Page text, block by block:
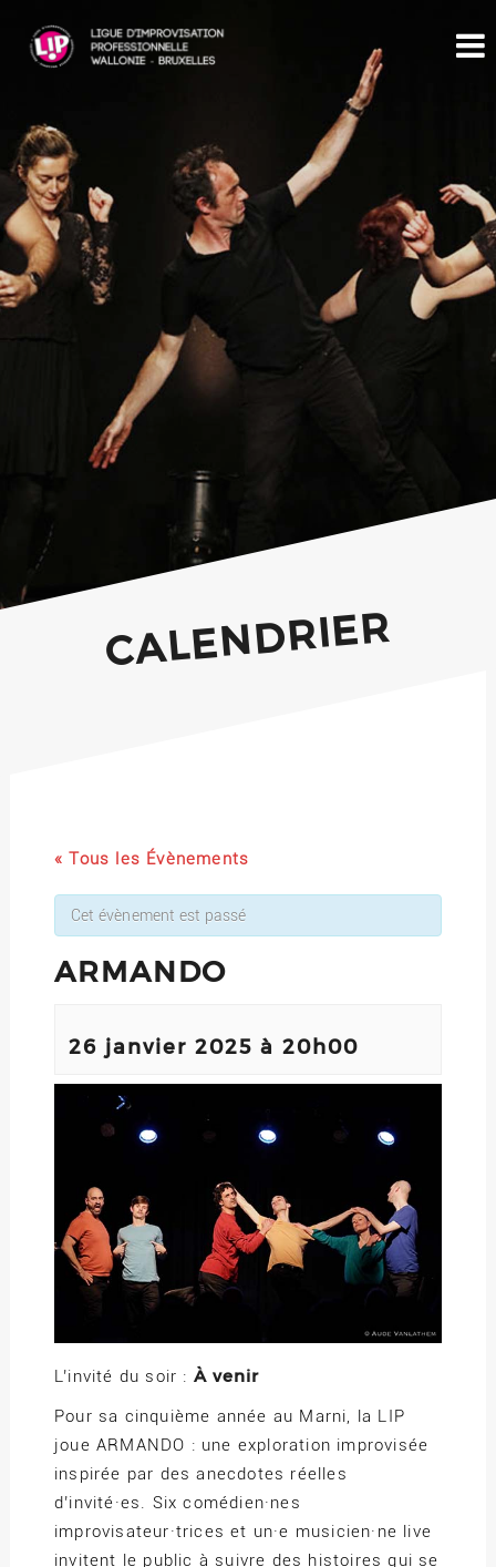
CALENDRIER
« Tous les Évènements
Cet évènement est passé
ARMANDO
26 janvier 2025 à 20h00
L’invité du soir : À venir
Pour sa cinquième année au Marni, la LIP
joue ARMANDO : une exploration improvisée
inspirée par des anecdotes réelles
d’invité·es. Six comédien·nes
improvisateur·trices et un·e musicien·ne live
invitent le public à suivre des histoires qui se